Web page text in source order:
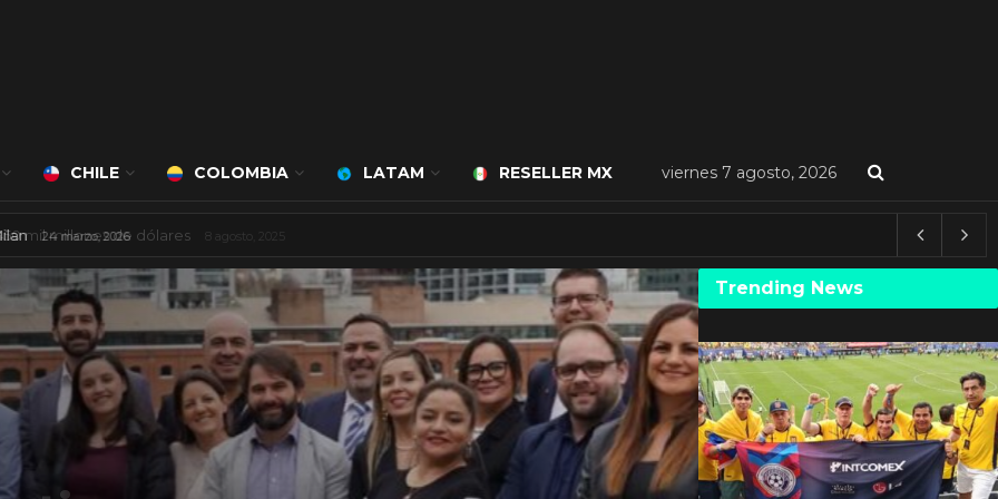
CHILE COLOMBIA LATAM RESELLER MX viernes 7 agosto, 2026
a cargo de Bert Milan 24 marzo, 2026
Trending News